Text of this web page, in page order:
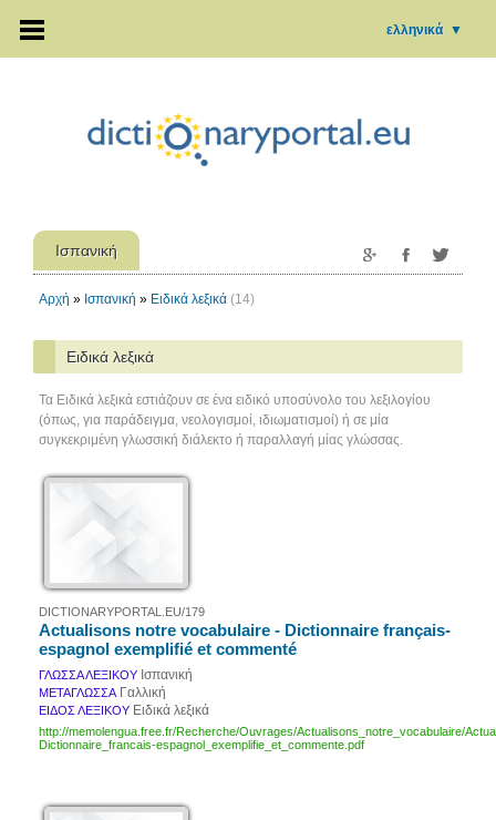
ελληνικά ▼
Ισπανική
Αρχή » Ισπανική » Ειδικά λεξικά (14)
Ειδικά λεξικά
Τα Ειδικά λεξικά εστιάζουν σε ένα ειδικό υποσύνολο του λεξιλογίου
(όπως, για παράδειγμα, νεολογισμοί, ιδιωματισμοί) ή σε μία
συγκεκριμένη γλωσσική διάλεκτο ή παραλλαγή μίας γλώσσας.
DICTIONARYPORTAL.EU/179
Actualisons notre vocabulaire - Dictionnaire français-
espagnol exemplifié et commenté
ΓΛΩΣΣΑ ΛΕΞΙΚΟΥ Ισπανική
ΜΕΤΑΓΛΩΣΣΑ Γαλλική
ΕΙΔΟΣ ΛΕΞΙΚΟΥ Ειδικά λεξικά
http://memolengua.free.fr/Recherche/Ouvrages/Actualisons_notre_vocabulaire/
Dictionnaire_francais-espagnol_exemplifie_et_commente.pdf